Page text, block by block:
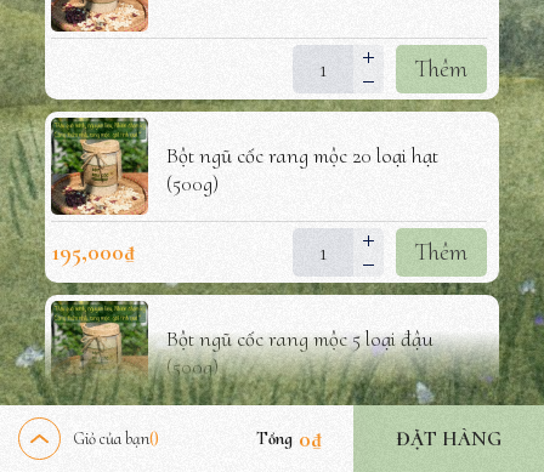
ĐẶT HÀNG
Thêm
Bột ngũ cốc rang mộc 20 loại hạt
(500g)
195,000₫ Thêm
Bột ngũ cốc rang mộc 5 loại đậu
(500g)
95,000₫ Thêm
Giỏ của bạn Tổng 0₫